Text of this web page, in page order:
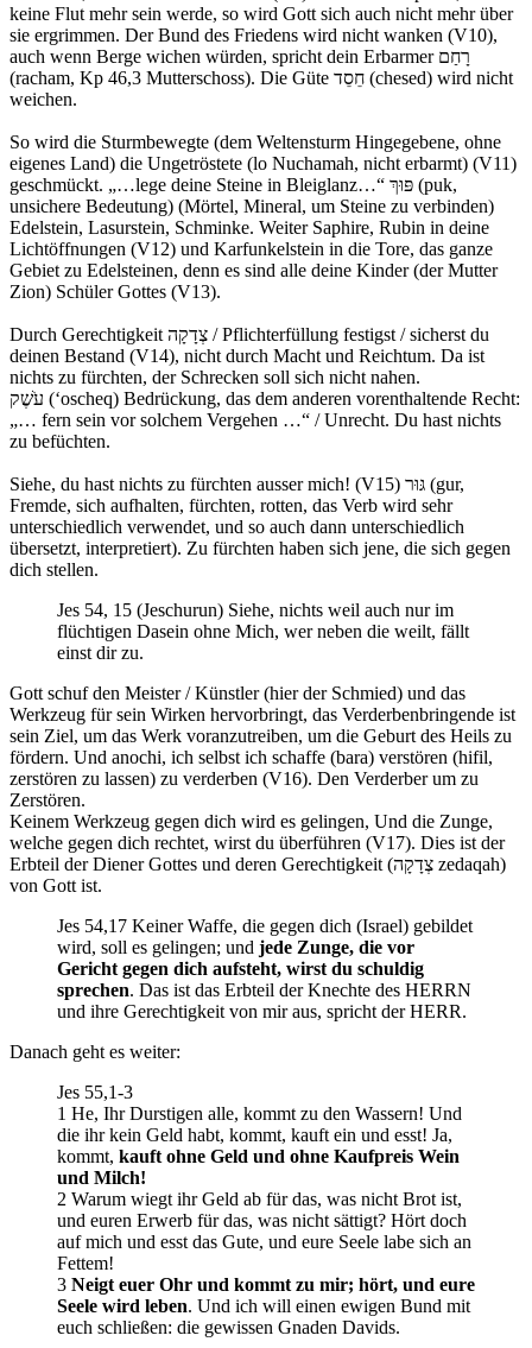
keine Flut mehr sein werde, so wird Gott sich auch nicht mehr über
sie ergrimmen. Der Bund des Friedens wird nicht wanken (V10),
auch wenn Berge wichen würden, spricht dein Erbarmer רָחַם
(racham, Kp 46,3 Mutterschoss). Die Güte חֵסֵד (chesed) wird nicht
weichen.
So wird die Sturmbewegte (dem Weltensturm Hingegebene, ohne
eigenes Land) die Ungetröstete (lo Nuchamah, nicht erbarmt) (V11)
geschmückt. „…lege deine Steine in Bleiglanz…“ פּוּךְ (puk,
unsichere Bedeutung) (Mörtel, Mineral, um Steine zu verbinden)
Edelstein, Lasurstein, Schminke. Weiter Saphire, Rubin in deine
Lichtöffnungen (V12) und Karfunkelstein in die Tore, das ganze
Gebiet zu Edelsteinen, denn es sind alle deine Kinder (der Mutter
Zion) Schüler Gottes (V13).
Durch Gerechtigkeit צְדָקָה / Pflichterfüllung festigst / sicherst du
deinen Bestand (V14), nicht durch Macht und Reichtum. Da ist
nichts zu fürchten, der Schrecken soll sich nicht nahen.
עֹשֶׁק (‘oscheq) Bedrückung, das dem anderen vorenthaltende Recht:
„… fern sein vor solchem Vergehen …“ / Unrecht. Du hast nichts
zu befüchten.
Siehe, du hast nichts zu fürchten ausser mich! (V15) גּוּר (gur,
Fremde, sich aufhalten, fürchten, rotten, das Verb wird sehr
unterschiedlich verwendet, und so auch dann unterschiedlich
übersetzt, interpretiert). Zu fürchten haben sich jene, die sich gegen
dich stellen.
Jes 54, 15 (Jeschurun) Siehe, nichts weil auch nur im
flüchtigen Dasein ohne Mich, wer neben die weilt, fällt
einst dir zu.
Gott schuf den Meister / Künstler (hier der Schmied) und das
Werkzeug für sein Wirken hervorbringt, das Verderbenbringende ist
sein Ziel, um das Werk voranzutreiben, um die Geburt des Heils zu
fördern. Und anochi, ich selbst ich schaffe (bara) verstören (hifil,
zerstören zu lassen) zu verderben (V16). Den Verderber um zu
Zerstören.
Keinem Werkzeug gegen dich wird es gelingen, Und die Zunge,
welche gegen dich rechtet, wirst du überführen (V17). Dies ist der
Erbteil der Diener Gottes und deren Gerechtigkeit (צְדָקָה zedaqah)
von Gott ist.
Jes 54,17 Keiner Waffe, die gegen dich (Israel) gebildet
wird, soll es gelingen; und jede Zunge, die vor
Gericht gegen dich aufsteht, wirst du schuldig
sprechen. Das ist das Erbteil der Knechte des HERRN
und ihre Gerechtigkeit von mir aus, spricht der HERR.
Danach geht es weiter:
Jes 55,1-3
1 He, Ihr Durstigen alle, kommt zu den Wassern! Und
die ihr kein Geld habt, kommt, kauft ein und esst! Ja,
kommt, kauft ohne Geld und ohne Kaufpreis Wein
und Milch!
2 Warum wiegt ihr Geld ab für das, was nicht Brot ist,
und euren Erwerb für das, was nicht sättigt? Hört doch
auf mich und esst das Gute, und eure Seele labe sich an
Fettem!
3 Neigt euer Ohr und kommt zu mir; hört, und eure
Seele wird leben. Und ich will einen ewigen Bund mit
euch schließen: die gewissen Gnaden Davids.